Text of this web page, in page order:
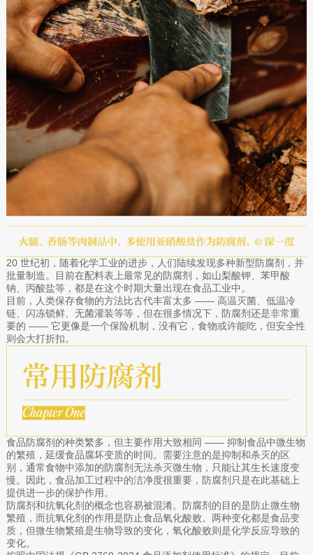
20 世纪初，随着化学工业的进步，人们陆续发现多种新型防腐剂，并
批量制造。目前在配料表上最常见的防腐剂，如山梨酸钾、苯甲酸
钠、丙酸盐等，都是在这个时期大量出现在食品工业中。
目前，人类保存食物的方法比古代丰富太多 —— 高温灭菌、低温冷
链、闪冻锁鲜、无菌灌装等等，但在很多情况下，防腐剂还是非常重
要的 —— 它更像是一个保险机制，没有它，食物或许能吃，但安全性
则会大打折扣。
食品防腐剂的种类繁多，但主要作用大致相同 —— 抑制食品中微生物
的繁殖，延缓食品腐坏变质的时间。需要注意的是抑制和杀灭的区
别，通常食物中添加的防腐剂无法杀灭微生物，只能让其生长速度变
慢。因此，食品加工过程中的洁净度很重要，防腐剂只是在此基础上
提供进一步的保护作用。
防腐剂和抗氧化剂的概念也容易被混淆。防腐剂的目的是防止微生物
繁殖，而抗氧化剂的作用是防止食品氧化酸败。两种变化都是食品变
质，但微生物繁殖是生物导致的变化，氧化酸败则是化学反应导致的
变化。